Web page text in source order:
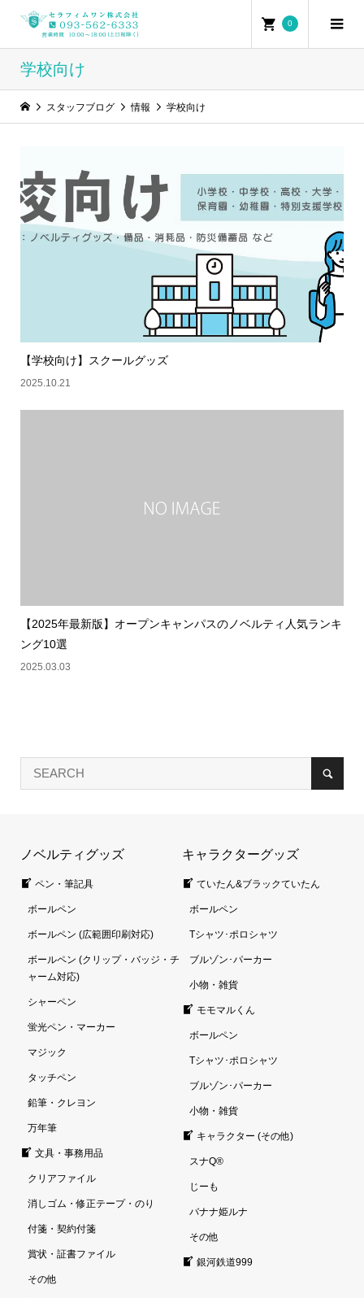
0
学校向け
スタッフブログ 情報 学校向け
【学校向け】スクールグッズ
2025.10.21
【2025年最新版】オープンキャンパスのノベルティ人気ランキ
ング10選
2025.03.03
ノベルティグッズ
ペン・筆記具
ボールペン
ボールペン (広範囲印刷対応)
ボールペン (クリップ・バッジ・チ
ャーム対応)
シャーペン
蛍光ペン・マーカー
マジック
タッチペン
鉛筆・クレヨン
万年筆
文具・事務用品
クリアファイル
消しゴム・修正テープ・のり
付箋・契約付箋
賞状・証書ファイル
その他
キャラクターグッズ
ていたん&ブラックていたん
ボールペン
Tシャツ･ポロシャツ
ブルゾン･パーカー
小物・雑貨
モモマルくん
ボールペン
Tシャツ･ポロシャツ
ブルゾン･パーカー
小物・雑貨
キャラクター (その他)
スナQ®
じーも
バナナ姫ルナ
その他
銀河鉄道999